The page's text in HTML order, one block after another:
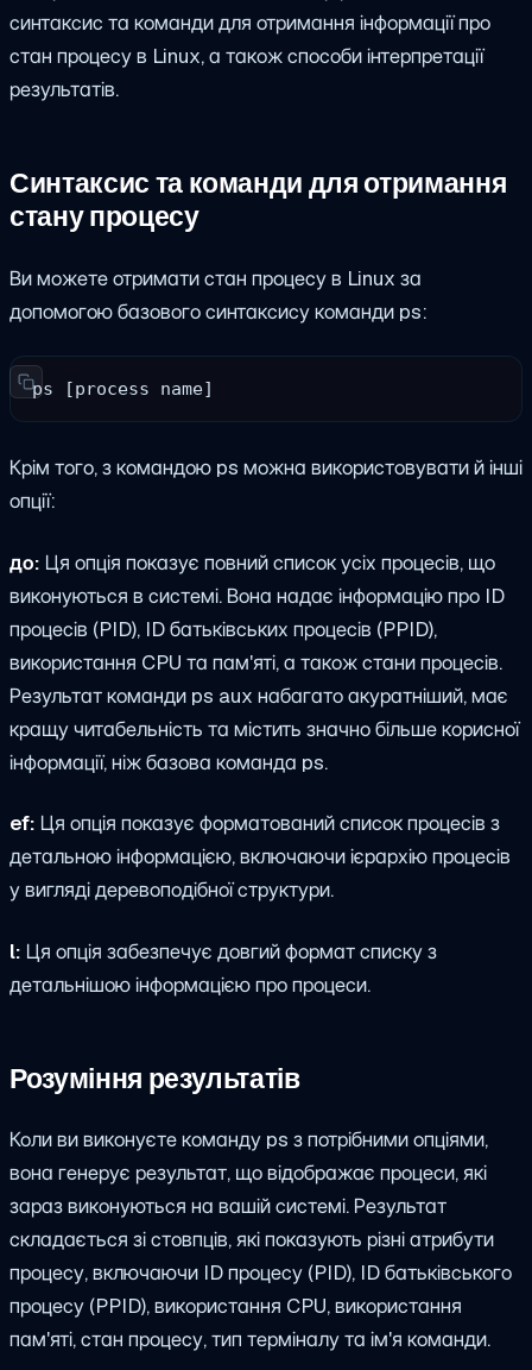
синтаксис та команди для отримання інформації про
стан процесу в Linux, а також способи інтерпретації
результатів.
Синтаксис та команди для отримання
стану процесу
Ви можете отримати стан процесу в Linux за
допомогою базового синтаксису команди ps:
ps [process name]
Крім того, з командою ps можна використовувати й інші
опції:
до: Ця опція показує повний список усіх процесів, що
виконуються в системі. Вона надає інформацію про ID
процесів (PID), ID батьківських процесів (PPID),
використання CPU та пам'яті, а також стани процесів.
Результат команди ps aux набагато акуратніший, має
кращу читабельність та містить значно більше корисної
інформації, ніж базова команда ps.
ef: Ця опція показує форматований список процесів з
детальною інформацією, включаючи ієрархію процесів
у вигляді деревоподібної структури.
l: Ця опція забезпечує довгий формат списку з
детальнішою інформацією про процеси.
Розуміння результатів
Коли ви виконуєте команду ps з потрібними опціями,
вона генерує результат, що відображає процеси, які
зараз виконуються на вашій системі. Результат
складається зі стовпців, які показують різні атрибути
процесу, включаючи ID процесу (PID), ID батьківського
процесу (PPID), використання CPU, використання
пам'яті, стан процесу, тип терміналу та ім'я команди.